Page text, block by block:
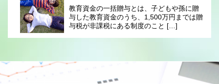
教育資金の一括贈与とは、子どもや孫に贈
与した教育資金のうち、1,500万円までは贈
与税が非課税にある制度のこと […]